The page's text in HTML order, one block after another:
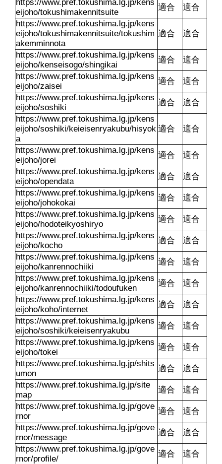
https://www.pref.tokushima.lg.jp/kens
eijoho/tokushimakennitsuite
適合
適合
https://www.pref.tokushima.lg.jp/kens
eijoho/tokushimakennitsuite/tokushim
akemminnota
適合 適合
https://www.pref.tokushima.lg.jp/kens
eijoho/kenseisogo/shingikai
適合
適合
https://www.pref.tokushima.lg.jp/kens
eijoho/zaisei
適合
適合
https://www.pref.tokushima.lg.jp/kens
eijoho/soshiki
適合
適合
https://www.pref.tokushima.lg.jp/kens
eijoho/soshiki/keieisenryakubu/hisyok
a
適合 適合
https://www.pref.tokushima.lg.jp/kens
eijoho/jorei
適合
適合
https://www.pref.tokushima.lg.jp/kens
eijoho/opendata
適合
適合
https://www.pref.tokushima.lg.jp/kens
eijoho/johokokai
適合
適合
https://www.pref.tokushima.lg.jp/kens
eijoho/hodoteikyoshiryo
適合
適合
https://www.pref.tokushima.lg.jp/kens
eijoho/kocho
適合
適合
https://www.pref.tokushima.lg.jp/kens
eijoho/kanrennochiiki
適合
適合
https://www.pref.tokushima.lg.jp/kens
eijoho/kanrennochiiki/todoufuken
適合
適合
https://www.pref.tokushima.lg.jp/kens
eijoho/koho/internet
適合
適合
https://www.pref.tokushima.lg.jp/kens
eijoho/soshiki/keieisenryakubu
適合
適合
https://www.pref.tokushima.lg.jp/kens
eijoho/tokei
適合
適合
https://www.pref.tokushima.lg.jp/shits
umon
適合
適合
https://www.pref.tokushima.lg.jp/site
map
適合
適合
https://www.pref.tokushima.lg.jp/gove
rnor
適合
適合
https://www.pref.tokushima.lg.jp/gove
rnor/message
適合
適合
https://www.pref.tokushima.lg.jp/gove
rnor/profile/
適合
適合